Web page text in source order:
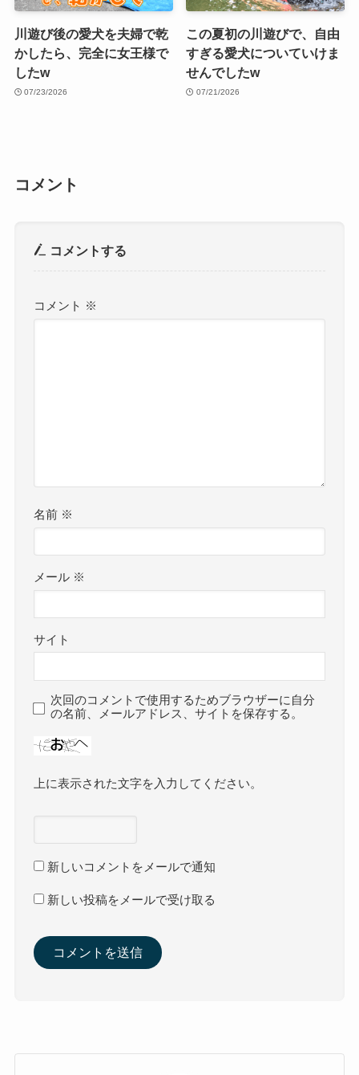
川遊び後の愛犬を夫婦で乾
かしたら、完全に女王様で
したw
07/23/2026
この夏初の川遊びで、自由
すぎる愛犬についていけま
せんでしたw
07/21/2026
コメント
コメントする
コメント ※
名前 ※
メール ※
サイト
次回のコメントで使用するためブラウザーに自分
の名前、メールアドレス、サイトを保存する。
上に表示された文字を入力してください。
新しいコメントをメールで通知
新しい投稿をメールで受け取る